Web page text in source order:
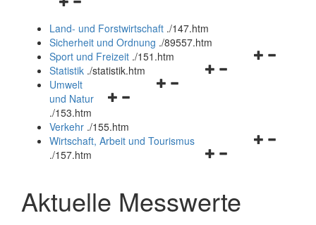
und
schließen
Land- und Forstwirtschaft ./147.htm
Sicherheit und Ordnung ./89557.htm
Navigationsmenü
Sport und Freizeit ./151.htm
Navigationsmenü
Statistik ./statistik.htm
Navigationsmenü
und
schließen
Umwelt
und Natur
./153.htm
Verkehr ./155.htm
Navigationsmenü
schließen
Wirtschaft, Arbeit und Tourismus
./157.htm
Aktuelle Messwerte